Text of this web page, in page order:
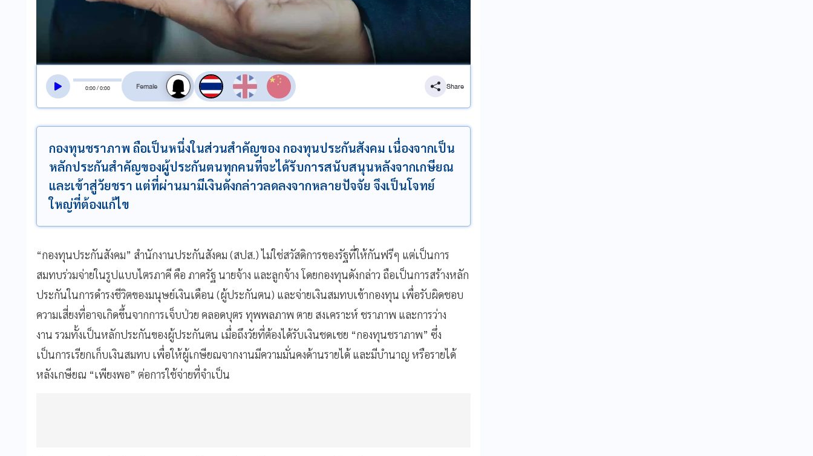
0:00/0:00
สลับเสียงอ่าน
Share
กองทุนชราภาพ ถือเป็นหนึ่งในส่วนสำคัญของ กองทุนประกันสังคม เนื่องจากเป็น
หลักประกันสำคัญของผู้ประกันตนทุกคนที่จะได้รับการสนับสนุนหลังจากเกษียณ
และเข้าสู่วัยชรา แต่ที่ผ่านมามีเงินดังกล่าวลดลงจากหลายปัจจัย จึงเป็นโจทย์
ใหญ่ที่ต้องแก้ไข
“กองทุนประกันสังคม” สำนักงานประกันสังคม (สปส.) ไม่ใช่สวัสดิการของรัฐที่ให้กันฟรีๆ แต่เป็นการ
สมทบร่วมจ่ายในรูปแบบไตรภาคี คือ ภาครัฐ นายจ้าง และลูกจ้าง โดยกองทุนดังกล่าว ถือเป็นการสร้างหลัก
ประกันในการดำรงชีวิตของมนุษย์เงินเดือน (ผู้ประกันตน) และจ่ายเงินสมทบเข้ากองทุน เพื่อรับผิดชอบ
ความเสี่ยงที่อาจเกิดขึ้นจากการเจ็บป่วย คลอดบุตร ทุพพลภาพ ตาย สงเคราะห์ ชราภาพ และการว่าง
งาน รวมทั้งเป็นหลักประกันของผู้ประกันตน เมื่อถึงวัยที่ต้องได้รับเงินชดเชย “กองทุนชราภาพ” ซึ่ง
เป็นการเรียกเก็บเงินสมทบ เพื่อให้ผู้เกษียณจากงานมีความมั่นคงด้านรายได้ และมีบำนาญ หรือรายได้
หลังเกษียณ “เพียงพอ” ต่อการใช้จ่ายที่จำเป็น